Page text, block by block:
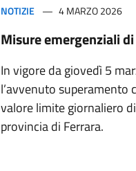
NOTIZIE 4 MARZO 2026
Misure emergenziali
In vigore da giovedì 5
l’avvenuto superamento
valore limite giornaliero
provincia di Ferrara.